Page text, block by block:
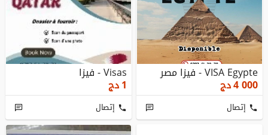
VISA Egypte - فيزا مصر
4 000دج
إتصال
Visas - فيزا
1دج
إتصال